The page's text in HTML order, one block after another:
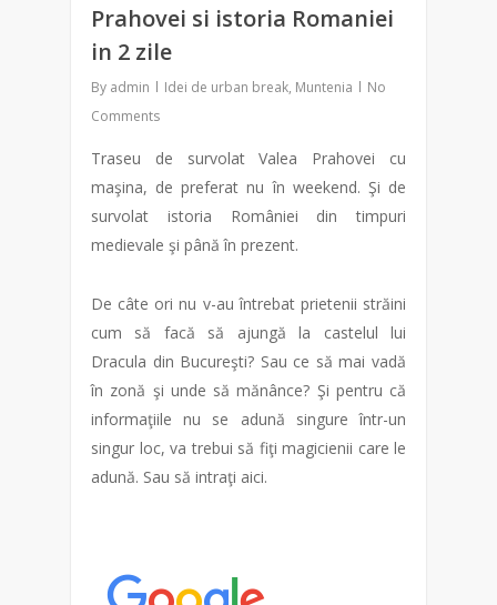
Prahovei si istoria Romaniei
in 2 zile
By admin Idei de urban break, Muntenia
No
Comments
Traseu de survolat Valea Prahovei cu
maşina, de preferat nu în weekend. Şi de
survolat istoria României din timpuri
medievale şi până în prezent.
De câte ori nu v-au întrebat prietenii străini
cum să facă să ajungă la castelul lui
Dracula din Bucureşti? Sau ce să mai vadă
în zonă şi unde să mănânce? Şi pentru că
informaţiile nu se adună singure într-un
singur loc, va trebui să fiţi magicienii care le
adună. Sau să intraţi aici.